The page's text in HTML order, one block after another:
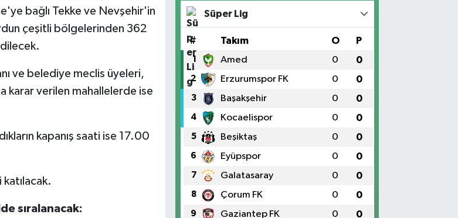
bağlı Tekke ve Nevşehir'in
çeşitli bölgelerinden 362
ve belediye meclis üyeleri,
karar verilen mahallelerde ise
kapanış saati ise 17.00
sıralanacak:
Süper Lig
# Takım O P
1 Amed 0 0
2 Erzurumspor FK 0 0
3 Başakşehir 0 0
4 Kocaelispor 0 0
5 Beşiktaş 0 0
6 Eyüpspor 0 0
7 Galatasaray 0 0
8 Çorum FK 0 0
9 Gaziantep FK 0 0